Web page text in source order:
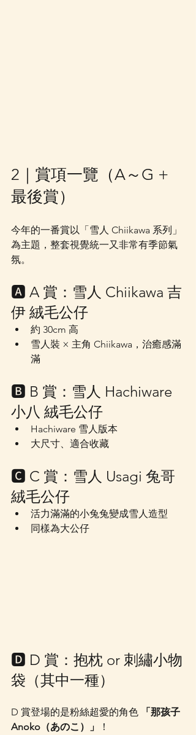
2｜賞項一覽（A～G +
最後賞）
今年的一番賞以「雪人 Chiikawa 系列」
為主題，整套視覺統一又非常有季節氣
氛。
🅰 A 賞：雪人 Chiikawa 吉
伊 絨毛公仔
約 30cm 高
雪人裝 × 主角 Chiikawa，治癒感滿
滿
🅱 B 賞：雪人 Hachiware
小八 絨毛公仔
Hachiware 雪人版本
大尺寸、適合收藏
🅲 C 賞：雪人 Usagi 兔哥
絨毛公仔
活力滿滿的小兔兔變成雪人造型
同樣為大公仔
🅳 D 賞：抱枕 or 刺繡小物
袋（其中一種）
D 賞登場的是粉絲超愛的角色
「那孩子
Anoko（あのこ）」
！